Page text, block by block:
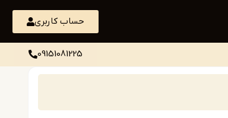
حساب کاربری
09151081225